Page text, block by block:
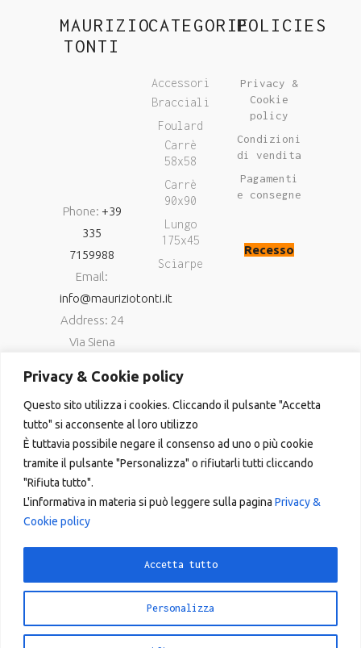
Privacy & Cookie policy
Questo sito utilizza i cookies. Cliccando il pulsante "Accetta
tutto" si acconsente al loro utilizzo
È tuttavia possibile negare il consenso ad uno o più cookie
tramite il pulsante "Personalizza" o rifiutarli tutti cliccando
"Rifiuta tutto".
L'informativa in materia si può leggere sulla pagina Privacy &
Cookie policy
Personalizza
Accetta tutto
MAURIZIO
TONTI
Phone: +39
335
7159988
Email:
info@mauriziotonti.it
Address: 24
Via Siena
Foligno (Pg)
P.IVA
03800870549
CATEGORIE
Accessori
Bracciali
Foulard
Carrè
58x58
Carrè
90x90
Lungo
175x45
Sciarpe
POLICIES
Privacy &
Cookie
policy
Condizioni
di vendita
Pagamenti
e consegne
Recesso
Copyright © 2023
Instagram Facebook